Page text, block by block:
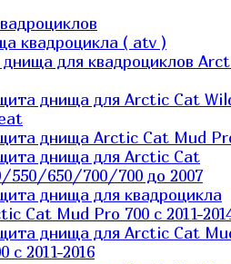
квадроцикла ( atv )
для квадроциклов
днища для Arctic Cat
днища Arctic Cat Mud
днища для Arctic Cat
550/650/700/700 до 2007
днища для квадроцикла
Cat Mud Pro 700 с 2011-
днища для Arctic Cat
c 2011-2016